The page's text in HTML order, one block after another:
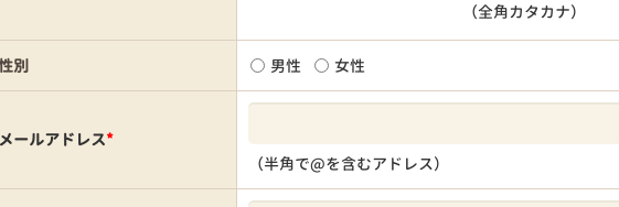
（全角カタカナ）
別 男性 女性
メールアドレス*
（半角で@を含むアドレス）